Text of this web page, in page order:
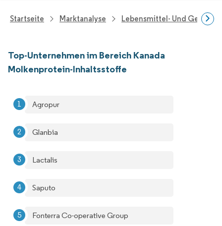
Startseite Marktanalyse Lebensmittel- Und
Top-Unternehmen im Bereich Kanada
Molkenprotein-Inhaltsstoffe
Agropur
Glanbia
Lactalis
Saputo
Fonterra Co-operative Group